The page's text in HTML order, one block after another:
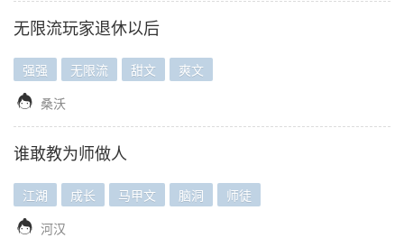
无限流玩家退休以后
强强 无限流 甜文 爽文
 桑沃
谁敢教为师做人
江湖 成长 马甲文 脑洞 师徒
 河汉